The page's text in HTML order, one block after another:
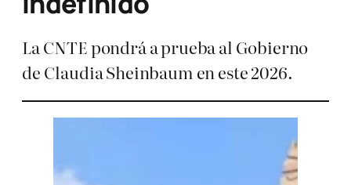
La CNTE pondrá a prueba al Gobierno
de Claudia Sheinbaum en este 2026.